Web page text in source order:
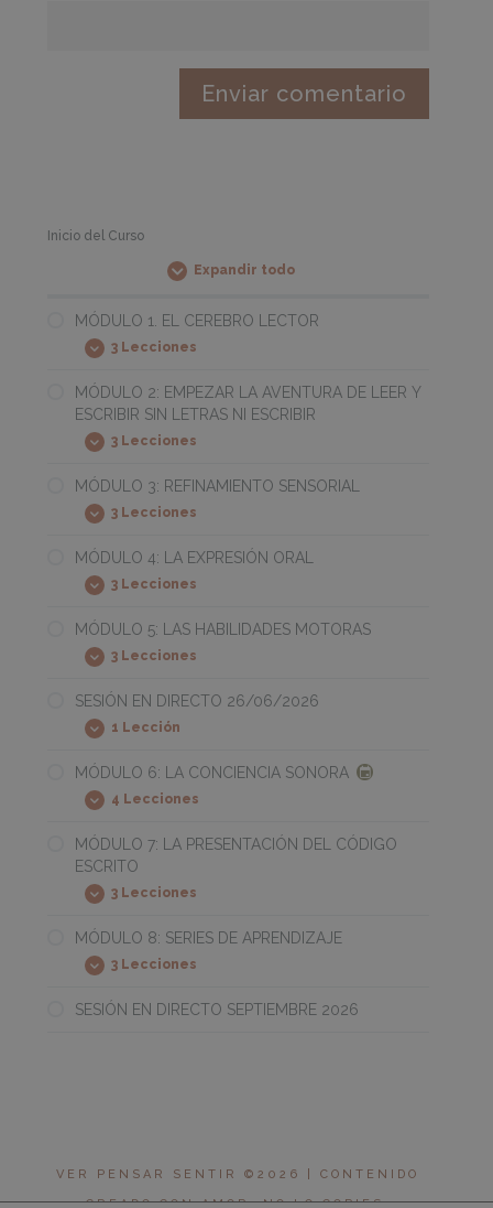
Inicio del Curso
Expandir todo
Módulos
MÓDULO 1. EL CEREBRO LECTOR
Expandir
MÓDULO
EL
LECTOR
3 Lecciones
MÓDULO 2: EMPEZAR LA AVENTURA DE LEER Y
ESCRIBIR SIN LETRAS NI ESCRIBIR
Expandir
MÓDULO
EMPEZAR
AVENTURA
LEER
Y
ESCRIBIR
SIN
NI
ESCRIBIR
3 Lecciones
MÓDULO 3: REFINAMIENTO SENSORIAL
Expandir
MÓDULO
REFINAMIENTO
SENSORIAL
3 Lecciones
MÓDULO 4: LA EXPRESIÓN ORAL
Expandir
MÓDULO
LA
EXPRESIÓN
ORAL
3 Lecciones
MÓDULO 5: LAS HABILIDADES MOTORAS
Expandir
MÓDULO
LAS
MOTORAS
3 Lecciones
SESIÓN EN DIRECTO 26/06/2026
Expandir
SESIÓN
DIRECTO
1 Lección
MÓDULO 6: LA CONCIENCIA SONORA
Expandir
MÓDULO
LA
CONCIENCIA
SONORA
4 Lecciones
MÓDULO 7: LA PRESENTACIÓN DEL CÓDIGO
ESCRITO
Expandir
MÓDULO
LA
DEL
ESCRITO
3 Lecciones
MÓDULO 8: SERIES DE APRENDIZAJE
Expandir
MÓDULO
SERIES
3 Lecciones
SESIÓN EN DIRECTO SEPTIEMBRE 2026
VER PENSAR SENTIR ©2026 | CONTENIDO
CREADO CON AMOR, NO LO COPIES.